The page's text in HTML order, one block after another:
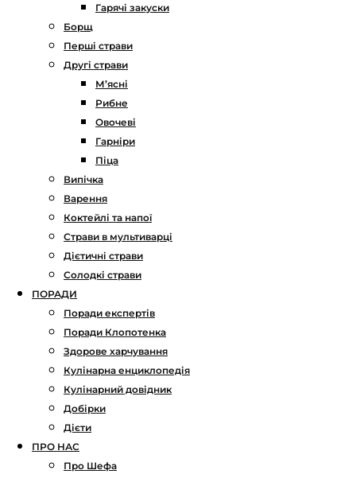
Гарячі закуски
Борщ
Перші страви
Другі страви
М’ясні
Рибне
Овочеві
Гарніри
Піца
Випічка
Варення
Коктейлі та напої
Страви в мультиварці
Дієтичні страви
Солодкі страви
ПОРАДИ
Поради експертів
Поради Клопотенка
Здорове харчування
Кулінарна енциклопедія
Кулінарний довідник
Добірки
Дієти
ПРО НАС
Про Шефа